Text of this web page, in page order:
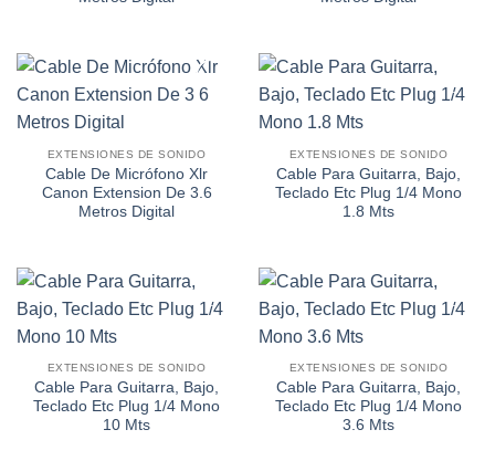
a la
lista de
deseos
EXTENSIONES DE SONIDO
Cable De Micrófono Xlr
Canon Extension De 3.6
Metros Digital
a la
lista de
deseos
EXTENSIONES DE SONIDO
Cable Para Guitarra, Bajo,
Teclado Etc Plug 1/4 Mono
1.8 Mts
a la
lista de
deseos
EXTENSIONES DE SONIDO
Cable Para Guitarra, Bajo,
Teclado Etc Plug 1/4 Mono
10 Mts
a la
lista de
deseos
EXTENSIONES DE SONIDO
Cable Para Guitarra, Bajo,
Teclado Etc Plug 1/4 Mono
3.6 Mts